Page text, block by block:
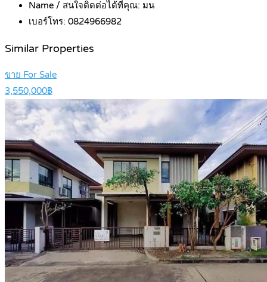
Name / สนใจติดต่อได้ที่คุณ: มน
เบอร์โทร: 0824966982
Similar Properties
ขาย For Sale
3,550,000฿